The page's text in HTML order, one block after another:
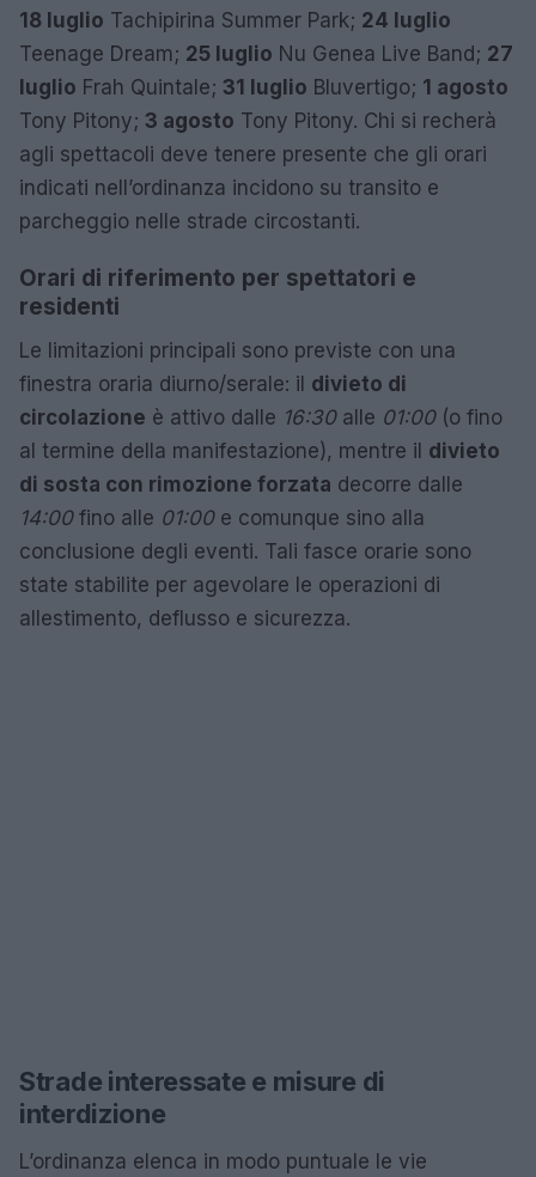
18 luglio Tachipirina Summer Park; 24 luglio
Teenage Dream; 25 luglio Nu Genea Live Band; 27
luglio Frah Quintale; 31 luglio Bluvertigo; 1 agosto
Tony Pitony; 3 agosto Tony Pitony. Chi si recherà
agli spettacoli deve tenere presente che gli orari
indicati nell’ordinanza incidono su transito e
parcheggio nelle strade circostanti.
Orari di riferimento per spettatori e
residenti
Le limitazioni principali sono previste con una
finestra oraria diurno/serale: il divieto di
circolazione è attivo dalle 16:30alle 01:00(o fino
al termine della manifestazione), mentre il divieto
di sosta con rimozione forzata decorre dalle
14:00fino alle 01:00e comunque sino alla
conclusione degli eventi. Tali fasce orarie sono
state stabilite per agevolare le operazioni di
allestimento, deflusso e sicurezza.
Strade interessate e misure di
interdizione
L’ordinanza elenca in modo puntuale le vie